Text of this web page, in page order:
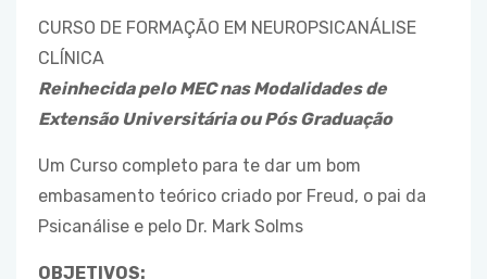
CURSO DE FORMAÇÃO EM NEUROPSICANÁLISE
CLÍNICA
Reinhecida pelo MEC nas Modalidades de
Extensão Universitária ou Pós Graduação
Um Curso completo para te dar um bom
embasamento teórico criado por Freud, o pai da
Psicanálise e pelo Dr. Mark Solms
OBJETIVOS: